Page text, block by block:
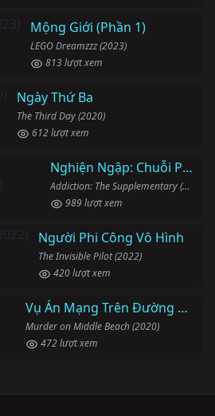
Mộng Giới (Phần 1)
LEGO Dreamzzz (2023)
813 lượt xem
Ngày Thứ Ba
The Third Day (2020)
612 lượt xem
Nghiện Ngập: Chuỗi Phim Bổ Trợ
Addiction: The Supplementary (2007)
989 lượt xem
Người Phi Công Vô Hình
The Invisible Pilot (2022)
420 lượt xem
Vụ Án Mạng Trên Đường Middle Beach
Murder on Middle Beach (2020)
472 lượt xem